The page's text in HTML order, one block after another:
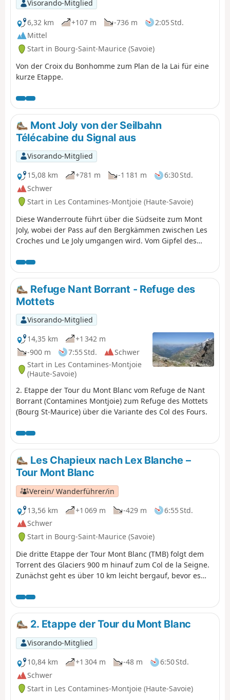
Visorando-Mitglied
6,32 km
+107 m -736 m
2:05 Std.
Mittel
Start in Bourg-Saint-Maurice (Savoie)
Von der Croix du Bonhomme zum Plan de la Lai für eine
kurze Etappe.
Mont Joly von der Seilbahn
Télécabine du Signal aus
Visorando-Mitglied
15,08 km
+781 m -1 181 m
6:30 Std.
Schwer
Start in Les Contamines-Montjoie (Haute-Savoie)
Diese Wanderroute führt über die Südseite zum Mont
Joly, wobei der Pass auf den Bergkämmen zwischen Les
Croches und Le Joly umgangen wird. Vom Gipfel des
Achtung, der Rückweg ist anspruchsvoll und weist einen
starken Gefälle auf.
Refuge Nant Borrant - Refuge des
Mottets
Visorando-Mitglied
14,35 km
+1 342 m
-900 m
7:55 Std.
Schwer
Start in Les Contamines-Montjoie
(Haute-Savoie)
2. Etappe der Tour du Mont Blanc vom Refuge de Nant
Borrant (Contamines Montjoie) zum Refuge des Mottets
(Bourg St-Maurice) über die Variante des Col des Fours.
Les Chapieux nach Lex Blanche –
Tour Mont Blanc
Verein/ Wanderführer/in
13,56 km
+1 069 m -429 m
6:55 Std.
Schwer
Start in Bourg-Saint-Maurice (Savoie)
Die dritte Etappe der Tour Mont Blanc (TMB) folgt dem
Torrent des Glaciers 900 m hinauf zum Col de la Seigne.
Zunächst geht es über 10 km leicht bergauf, bevor es
TMB ist ein klassischer Fernwanderweg, der um den
Mont Blanc herumführt, von Frankreich nach Italien und
durch die Schweiz verläuft, bevor er wieder nach
Frankreich zurückkehrt.
2. Etappe der Tour du Mont Blanc
Visorando-Mitglied
10,84 km
+1 304 m -48 m
6:50 Std.
Schwer
Start in Les Contamines-Montjoie (Haute-Savoie)